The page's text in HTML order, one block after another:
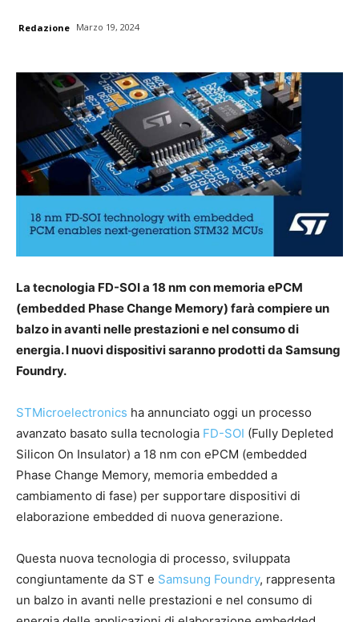
Redazione Marzo 19, 2024
La tecnologia FD-SOI a 18 nm con memoria ePCM
(embedded Phase Change Memory) farà compiere un
balzo in avanti nelle prestazioni e nel consumo di
energia. I nuovi dispositivi saranno prodotti da Samsung
Foundry.
STMicroelectronics ha annunciato oggi un processo
avanzato basato sulla tecnologia FD-SOI (Fully Depleted
Silicon On Insulator) a 18 nm con ePCM (embedded
Phase Change Memory, memoria embedded a
cambiamento di fase) per supportare dispositivi di
elaborazione embedded di nuova generazione.
Questa nuova tecnologia di processo, sviluppata
congiuntamente da ST e Samsung Foundry, rappresenta
un balzo in avanti nelle prestazioni e nel consumo di